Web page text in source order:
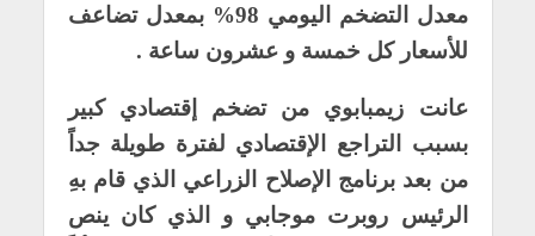
معدل التضخم اليومي 98% بمعدل تضاعف
للأسعار كل خمسة و عشرون ساعة .
عانت زيمبابوي من تضخم إقتصادي كبير
بسبب التراجع الإقتصادي لفترة طويلة جداً
من بعد برنامج الإصلاح الزراعي الذي قام بهِ
الرئيس روبرت موجابي و الذي كان ينص